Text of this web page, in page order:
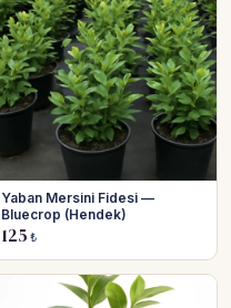
Yaban Mersini Fidesi —
Bluecrop (Hendek)
125 ₺